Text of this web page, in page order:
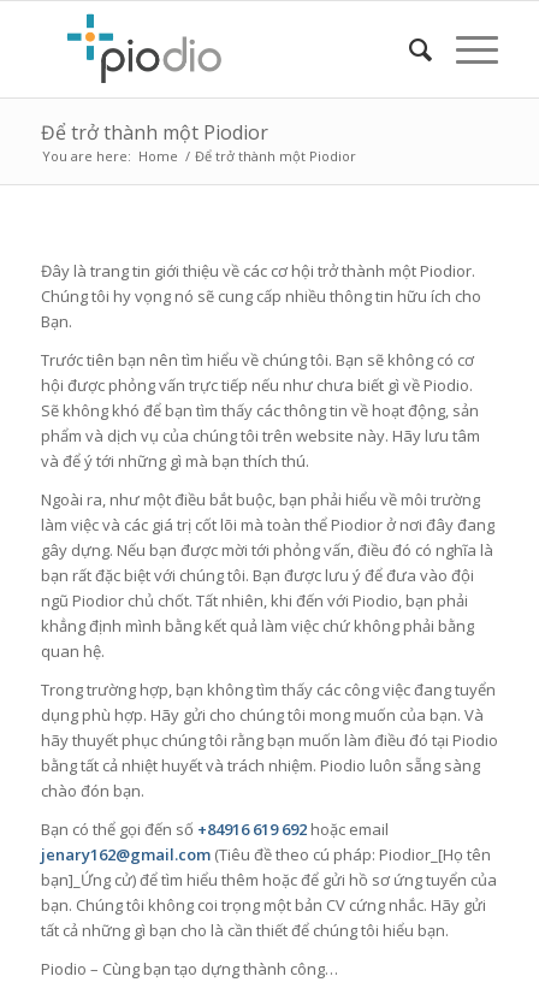
Để trở thành một Piodior
You are here: Home / Để trở thành một Piodior
Đây là trang tin giới thiệu về các cơ hội trở thành một Piodior.
Chúng tôi hy vọng nó sẽ cung cấp nhiều thông tin hữu ích cho
Bạn.
Trước tiên bạn nên tìm hiểu về chúng tôi. Bạn sẽ không có cơ
hội được phỏng vấn trực tiếp nếu như chưa biết gì về Piodio.
Sẽ không khó để bạn tìm thấy các thông tin về hoạt động, sản
phẩm và dịch vụ của chúng tôi trên website này. Hãy lưu tâm
và để ý tới những gì mà bạn thích thú.
Ngoài ra, như một điều bắt buộc, bạn phải hiểu về môi trường
làm việc và các giá trị cốt lõi mà toàn thể Piodior ở nơi đây đang
gây dựng. Nếu bạn được mời tới phỏng vấn, điều đó có nghĩa là
bạn rất đặc biệt với chúng tôi. Bạn được lưu ý để đưa vào đội
ngũ Piodior chủ chốt. Tất nhiên, khi đến với Piodio, bạn phải
khẳng định mình bằng kết quả làm việc chứ không phải bằng
quan hệ.
Trong trường hợp, bạn không tìm thấy các công việc đang tuyển
dụng phù hợp. Hãy gửi cho chúng tôi mong muốn của bạn. Và
hãy thuyết phục chúng tôi rằng bạn muốn làm điều đó tại Piodio
bằng tất cả nhiệt huyết và trách nhiệm. Piodio luôn sẵng sàng
chào đón bạn.
Bạn có thể gọi đến số +84916 619 692hoặc email
jenary162@gmail.com (Tiêu đề theo cú pháp: Piodior_[Họ tên
bạn]_Ứng cử) để tìm hiểu thêm hoặc để gửi hồ sơ ứng tuyển của
bạn. Chúng tôi không coi trọng một bản CV cứng nhắc. Hãy gửi
tất cả những gì bạn cho là cần thiết để chúng tôi hiểu bạn.
Piodio – Cùng bạn tạo dựng thành công…